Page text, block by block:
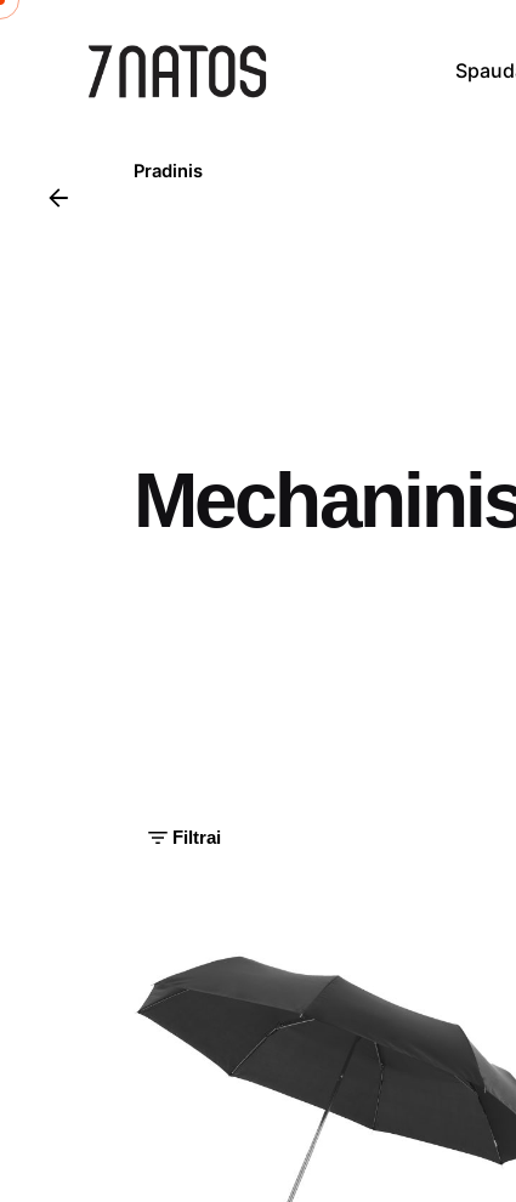
Skip
Pradinis
Filtrai